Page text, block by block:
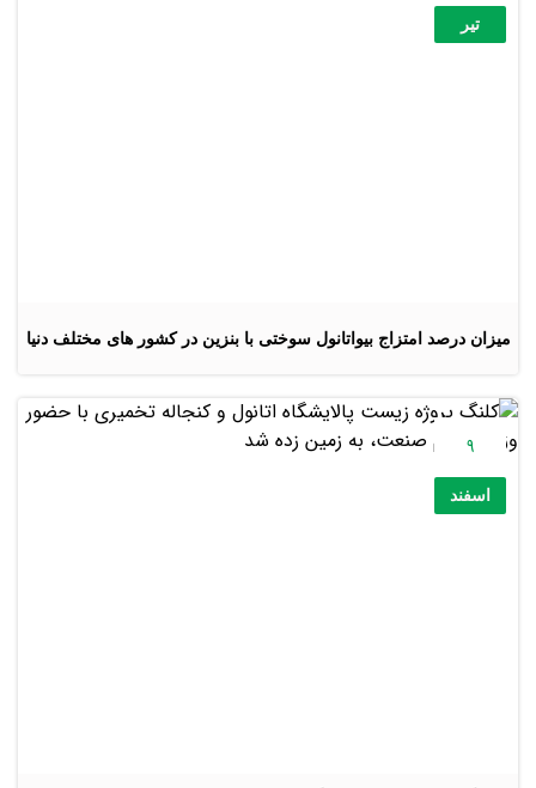
میزان درصد امتزاج بیواتانول سوختی با بنزین در کشور های مختلف دنیا
تیر
9
اسفند